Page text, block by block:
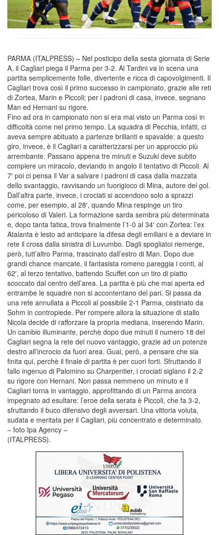
PARMA (ITALPRESS) – Nel posticipo della sesta giornata di Serie
A, il Cagliari piega il Parma per 3-2. Al Tardini va in scena una
partita semplicemente folle, divertente e ricca di capovolgimenti. Il
Cagliari trova così il primo successo in campionato, grazie alle reti
di Zortea, Marin e Piccoli; per i padroni di casa, invece, segnano
Man ed Hernani su rigore.
Fino ad ora in campionato non si era mai visto un Parma così in
difficoltà come nel primo tempo. La squadra di Pecchia, infatti, ci
aveva sempre abituato a partenze brillanti e spavalde: a questo
giro, invece, è il Cagliari a caratterizzarsi per un approccio più
arrembante. Passano appena tre minuti e Suzuki deve subito
compiere un miracolo, deviando in angolo il tentativo di Piccoli. Al
7′ poi ci pensa il Var a salvare i padroni di casa dalla mazzata
dello svantaggio, ravvisando un fuorigioco di Mina, autore del gol.
Dall’altra parte, invece, i crociati si accendono solo a sprazzi
come, per esempio, al 28′, quando Mina respinge un tiro
pericoloso di Valeri. La formazione sarda sembra più determinata
e, dopo tanta fatica, trova finalmente l’1-0 al 34′ con Zortea: l’ex
Atalanta è lesto ad anticipare la difesa degli emiliani e a deviare in
rete il cross dalla sinistra di Luvumbo. Dagli spogliatoi riemerge,
però, tutt’altro Parma, trascinato dall’estro di Man. Dopo due
grandi chance mancate, il fantasista romeno pareggia i conti, al
62′, al terzo tentativo, battendo Scuffet con un tiro di piatto
scoccato dal centro dell’area. La partita è più che mai aperta ed
entrambe le squadre non si accontentano del pari. Si passa da
una rete annullata a Piccoli al possibile 2-1 Parma, cestinato da
Sohm in contropiede. Per rompere allora la situazione di stallo
Nicola decide di rafforzare la propria mediana, inserendo Marin.
Un cambio illuminante, perchè dopo due minuti il numero 18 del
Cagliari segna la rete del nuovo vantaggio, grazie ad un potenze
destro all’incrocio da fuori area. Guai, però, a pensare che sia
finita qui, perchè il finale di partita è per cuori forti. Sfruttando il
fallo ingenuo di Palomino su Charpentier, i crociati siglano il 2-2
su rigore con Hernani. Non passa nemmeno un minuto e il
Cagliari torna in vantaggio, approfittando di un Parma ancora
impegnato ad esultare: l’eroe della serata è Piccoli, che fa 3-2,
sfruttando il buco difensivo degli avversari. Una vittoria voluta,
sudata e meritata per il Cagliari, più concentrato e determinato.
– foto Ipa Agency –
(ITALPRESS).